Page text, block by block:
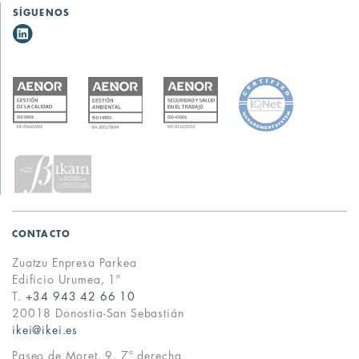
SÍGUENOS
CONTACTO
Zuatzu Enpresa Parkea
Edificio Urumea, 1º
T. +34 943 42 66 10
20018 Donostia-San Sebastián
ikei@ikei.es
Paseo de Moret, 9, 7º derecha